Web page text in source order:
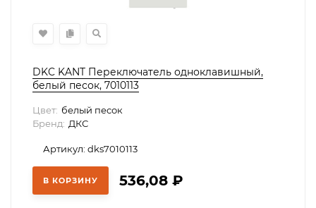
DKC KANT Переключатель одноклавишный,
белый песок, 7010113
Цвет: белый песок
Бренд: ДКС
Артикул: dks7010113
В КОРЗИНУ 536,08 ₽